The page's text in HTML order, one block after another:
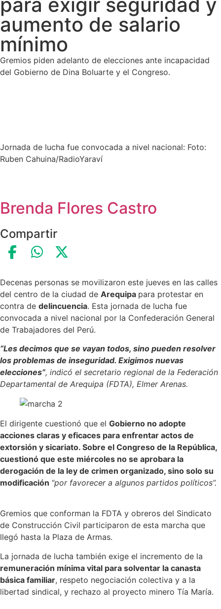
aumento de salario
mínimo
Gremios piden adelanto de elecciones ante incapacidad
del Gobierno de Dina Boluarte y el Congreso.
Jornada de lucha fue convocada a nivel nacional: Foto:
Ruben Cahuina/RadioYaraví
Brenda Flores Castro
Compartir
Decenas personas se movilizaron este jueves en las calles
del centro de la ciudad de Arequipa para protestar en
contra de delincuencia. Esta jornada de lucha fue
convocada a nivel nacional por la Confederación General
de Trabajadores del Perú.
“Les decimos que se vayan todos, sino pueden resolver
los problemas de inseguridad. Exigimos nuevas
elecciones”, indicó el secretario regional de la Federación
Departamental de Arequipa (FDTA), Elmer Arenas.
El dirigente cuestionó que el Gobierno no adopte
acciones claras y eficaces para enfrentar actos de
extorsión y sicariato. Sobre el Congreso de la República,
cuestionó que este miércoles no se aprobara la
derogación de la ley de crimen organizado, sino solo su
modificación “por favorecer a algunos partidos políticos”.
Gremios que conforman la FDTA y obreros del Sindicato
de Construcción Civil participaron de esta marcha que
llegó hasta la Plaza de Armas.
La jornada de lucha también exige el incremento de la
remuneración mínima vital para solventar la canasta
básica familiar, respeto negociación colectiva y a la
libertad sindical, y rechazo al proyecto minero Tía María.